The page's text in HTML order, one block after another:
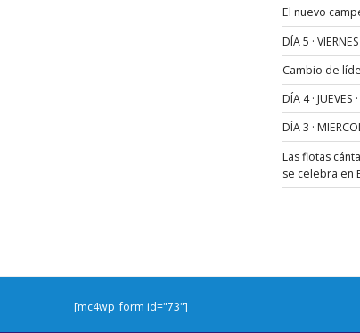
El nuevo
DÍA 5 ·
Cambio de
DÍA 4 ·
DÍA 3 ·
Las flotas
se celebra en
[mc4wp_form id="73"]